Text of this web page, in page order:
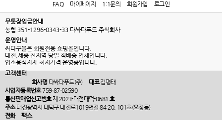
FAQ 마이페이지 1:1문의 회원가입 로그인
무통장입금안내
농협 351-1296-0343-33 다싸다푸드 주식회사
운영안내
싸다구몰은 회원전용 쇼핑몰입니다.
대전,세종 전지역 당일 직배송 업체입니다.
업소용식자재 최저가격 운영중입니다.
고객센터
회사명다싸다푸드(주) 대표김평태
사업자등록번호759-87-02590
통신판매업신고번호제 2023-대전대덕-0681 호
주소대전광역시 대덕구 대전로1019번길 84-20, 101호(오정동)
전화
팩스